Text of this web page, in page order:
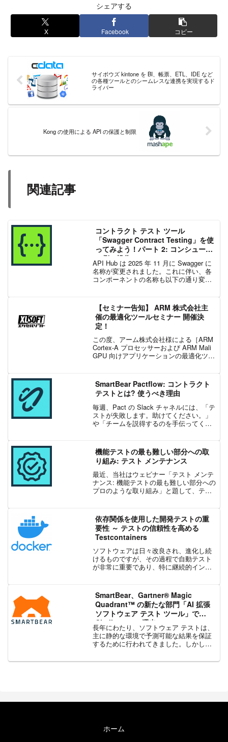
シェアする
X Facebook コピー
サイボウズ kintone を BI、帳票、ETL、IDE など
の各種ツールとのシームレスな連携を実現するド
ライバー
Kong の使用による API の保護と制限
関連記事
コントラクト テスト ツール
「Swagger Contract Testing」を使
ってみよう！パート 2: コンシューマ
ー側の操作
API Hub は 2025 年 11 月に Swagger に
名称が変更されました。これに伴い、各
コンポーネントの名称も以下の通り変更
【セミナー告知】 ARM 株式会社主
催の最適化ツールセミナー 開催決
定！
この度、アーム株式会社様による［ARM
Cortex-A プロセッサーおよび ARM Mali
GPU 向けアプリケーションの最適化ツー
た解析などの高負荷を求められるアプ...
SmartBear Pactflow: コントラクト
テストとは? 使うべき理由
毎週、Pact の Slack チャネルには、「テ
ストが失敗します。助けてください。」
や「チームを説得するのを手伝ってくだ
さい!コントラクト テストの利点について
は別の...
機能テストの最も難しい部分への取
り組み: テスト メンテナンス
最近、当社はウェビナー「テスト メンテ
ナンス: 機能テストの最も難しい部分への
プロのような取り組み」と題して、テス
およびテスト レビューについて解説しま
した。こ...
依存関係を使用した開発テストの重
要性 ～ テストの信頼性を高める
Testcontainers
ソフトウェアは日々改良され、進化し続
けるものですが、その過程で自動テスト
が非常に重要であり、特に継続的インテ
す。開発者はソフトウェアの異なる面を
評価するため...
SmartBear、Gartner® Magic
Quadrant™ の新たな部門「AI 拡張
ソフトウェア テスト ツール」で
Challenger に選出
長年にわたり、ソフトウェア テストは、
主に静的な環境で予測可能な結果を保証
するために行われてきました。しかし今
より動的で適応性が高く、時には予測不
ホーム